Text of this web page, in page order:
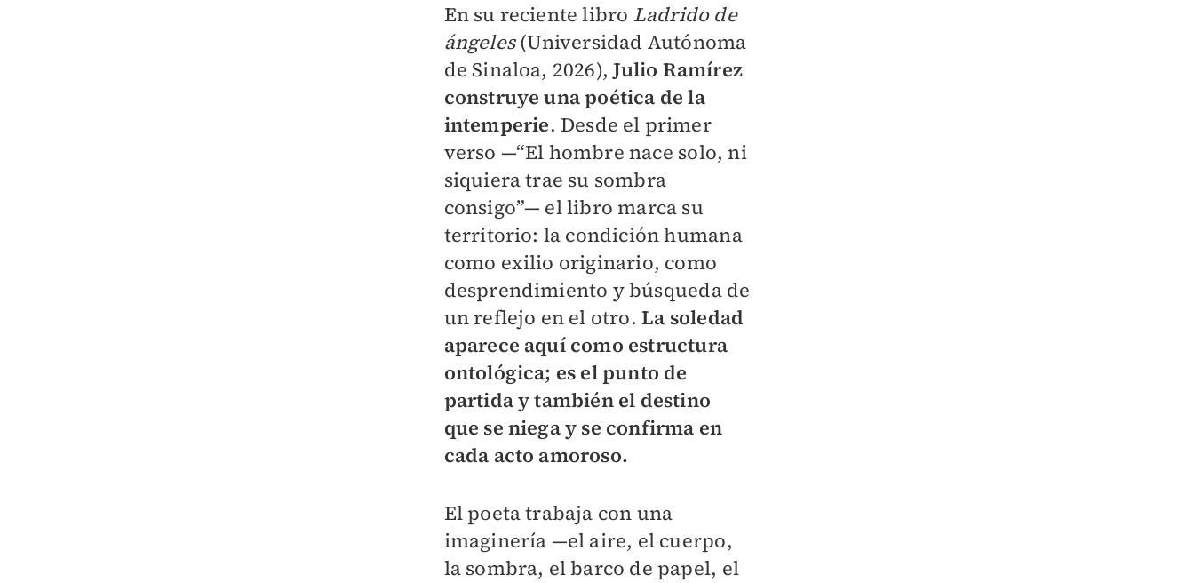
En su reciente libro Ladrido de
ángeles(Universidad Autónoma
de Sinaloa, 2026),Julio Ramírez
construye una poética de la
intemperie. Desde el primer
verso —“El hombre nace solo, ni
siquiera trae su sombra
consigo”— el libro marca su
territorio: la condición humana
como exilio originario, como
desprendimiento y búsqueda de
un reflejo en el otro.La soledad
aparece aquí como estructura
ontológica; es el punto de
partida y también el destino
que se niega y se confirma en
cada acto amoroso.
El poeta trabaja con una
imaginería —el aire, el cuerpo,
la sombra, el barco de papel, el